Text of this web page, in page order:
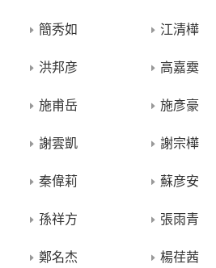
簡秀如 江清樺
洪邦彦 高嘉霙
施甫岳 施彥豪
謝雲凱 謝宗樺
秦偉莉 蘇彦安
孫祥方 張雨青
鄭名杰 楊荏茜